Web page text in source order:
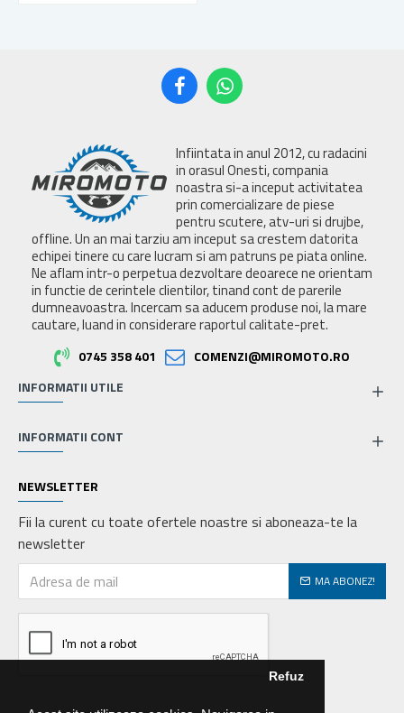
Refuz
Infiintata in anul 2012, cu radacini
in orasul Onesti, compania
noastra si-a inceput activitatea
prin comercializare de piese
pentru scutere, atv-uri si drujbe,
offline. Un an mai tarziu am inceput sa crestem datorita
echipei tinere cu care lucram si am patruns pe piata online.
Ne aflam intr-o perpetua dezvoltare deoarece ne orientam
in functie de cerintele clientilor, tinand cont de parerile
dumneavoastra. Incercam sa aducem produse noi, la mare
cautare, luand in considerare raportul calitate-pret.
0745 358 401
COMENZI@MIROMOTO.RO
INFORMATII UTILE
INFORMATII CONT
NEWSLETTER
Fii la curent cu toate ofertele noastre si aboneaza-te la
newsletter
MA ABONEZ!